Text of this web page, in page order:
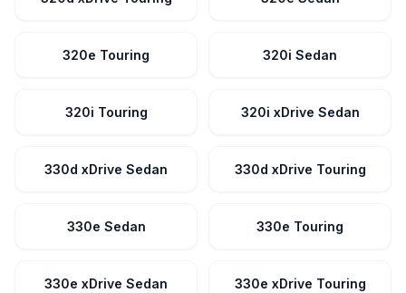
320e Touring 320i Sedan
320i Touring 320i xDrive Sedan
330d xDrive Sedan 330d xDrive Touring
330e Sedan 330e Touring
330e xDrive Sedan 330e xDrive Touring